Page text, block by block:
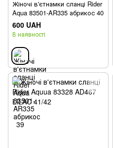
Жіночі в'єтнамки сланці Rider
Aqua 83501-AR335 абрикос 40
600 UAH
В наявності